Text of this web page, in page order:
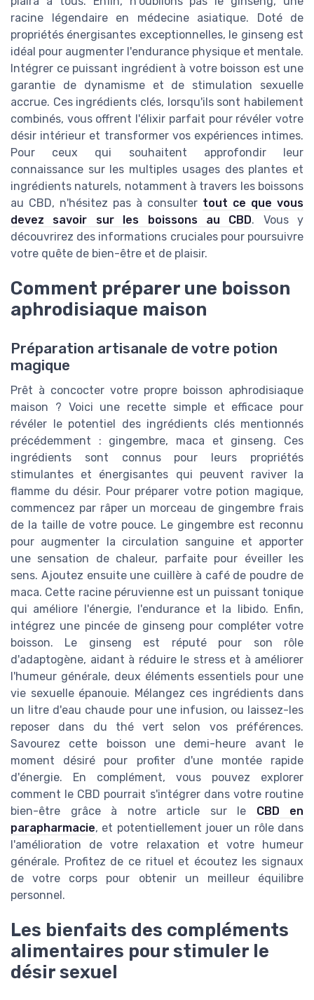
racine légendaire en médecine asiatique. Doté de
propriétés énergisantes exceptionnelles, le ginseng est
idéal pour augmenter l'endurance physique et mentale.
Intégrer ce puissant ingrédient à votre boisson est une
garantie de dynamisme et de stimulation sexuelle
accrue. Ces ingrédients clés, lorsqu'ils sont habilement
combinés, vous offrent l'élixir parfait pour révéler votre
désir intérieur et transformer vos expériences intimes.
Pour ceux qui souhaitent approfondir leur
connaissance sur les multiples usages des plantes et
ingrédients naturels, notamment à travers les boissons
au CBD, n'hésitez pas à consulter tout ce que vous
devez savoir sur les boissons au CBD. Vous y
découvrirez des informations cruciales pour poursuivre
votre quête de bien-être et de plaisir.
Comment préparer une boisson
aphrodisiaque maison
Préparation artisanale de votre potion
magique
Prêt à concocter votre propre boisson aphrodisiaque
maison ? Voici une recette simple et efficace pour
révéler le potentiel des ingrédients clés mentionnés
précédemment : gingembre, maca et ginseng. Ces
ingrédients sont connus pour leurs propriétés
stimulantes et énergisantes qui peuvent raviver la
flamme du désir. Pour préparer votre potion magique,
commencez par râper un morceau de gingembre frais
de la taille de votre pouce. Le gingembre est reconnu
pour augmenter la circulation sanguine et apporter
une sensation de chaleur, parfaite pour éveiller les
sens. Ajoutez ensuite une cuillère à café de poudre de
maca. Cette racine péruvienne est un puissant tonique
qui améliore l'énergie, l'endurance et la libido. Enfin,
intégrez une pincée de ginseng pour compléter votre
boisson. Le ginseng est réputé pour son rôle
d'adaptogène, aidant à réduire le stress et à améliorer
l'humeur générale, deux éléments essentiels pour une
vie sexuelle épanouie. Mélangez ces ingrédients dans
un litre d'eau chaude pour une infusion, ou laissez-les
reposer dans du thé vert selon vos préférences.
Savourez cette boisson une demi-heure avant le
moment désiré pour profiter d'une montée rapide
d'énergie. En complément, vous pouvez explorer
comment le CBD pourrait s'intégrer dans votre routine
bien-être grâce à notre article sur le CBD en
parapharmacie, et potentiellement jouer un rôle dans
l'amélioration de votre relaxation et votre humeur
générale. Profitez de ce rituel et écoutez les signaux
de votre corps pour obtenir un meilleur équilibre
personnel.
Les bienfaits des compléments
alimentaires pour stimuler le
désir sexuel